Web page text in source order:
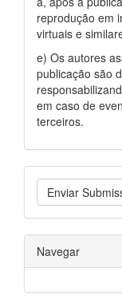
reprodução em
virtuais e
e) Os autores
publicação são
em caso de
terceiros.
Enviar
Navegar